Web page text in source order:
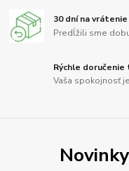
30 dní na
Predĺžili sme
Rýchle doručenie
Vaša spokojnosť